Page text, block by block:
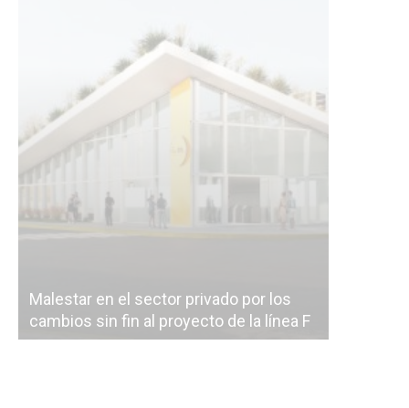
en el sector privado por los
sin fin al proyecto de la línea F
Línea Mitre:
la construcción